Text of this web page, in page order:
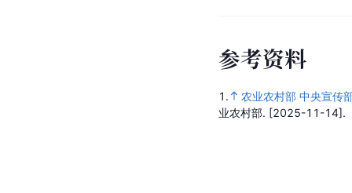
参考资料
1.
农业农村部 中央宣传
业农村部. [2025-11-14].